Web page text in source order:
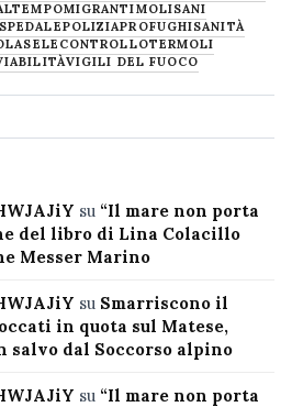
MIGRANTIMOLISANI
POLIZIAPROFUGHISANITÀ
SELECONTROLLOTERMOLI
VIGILI DEL FUOCO
su “Il mare non porta
del libro di Lina Colacillo
Messer Marino
su Smarriscono il
in quota sul Matese,
dal Soccorso alpino
su “Il mare non porta